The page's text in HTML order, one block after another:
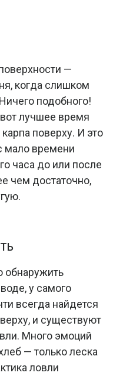
—
когда слишком
подобного!
лучшее время
поверху. И это
мало времени
часа до или после
чем достаточно,
обнаружить
у самого
всегда найдется
и существуют
Много эмоций
— только леска
ловли